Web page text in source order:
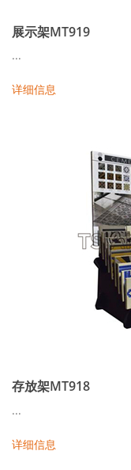
展示架MT919
...
详细信息
存放架MT918
...
详细信息